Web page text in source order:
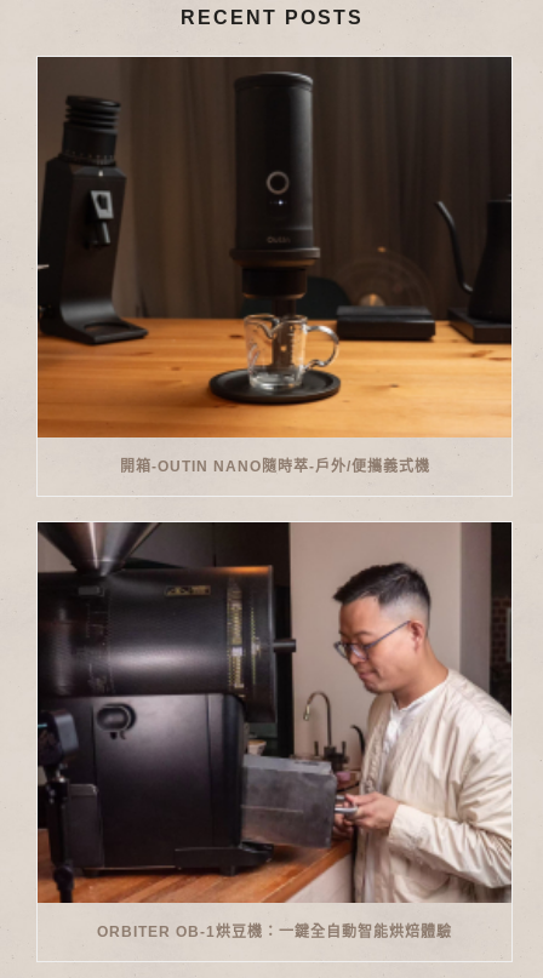
RECENT POSTS
開箱-OUTIN NANO隨時萃-戶外/便攜義式機
ORBITER OB-1烘豆機：一鍵全自動智能烘焙體驗